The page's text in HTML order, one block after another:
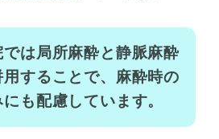
では局所麻酔と静脈麻酔
用することで、麻酔時の
も配慮しています。